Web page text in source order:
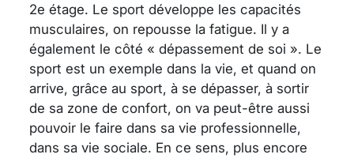
2e étage. Le sport développe les capacités
musculaires, on repousse la fatigue. Il y a
également le côté « dépassement de soi ». Le
sport est un exemple dans la vie, et quand on
arrive, grâce au sport, à se dépasser, à sortir
de sa zone de confort, on va peut-être aussi
pouvoir le faire dans sa vie professionnelle,
dans sa vie sociale. En ce sens, plus encore